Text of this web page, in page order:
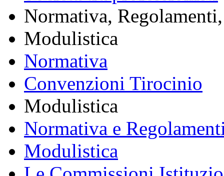
Normativa,
Modulistica
Normativa
Convenzioni Tirocinio
Modulistica
Normativa e
Modulistica